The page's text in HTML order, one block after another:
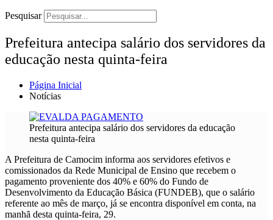
Pesquisar
Prefeitura antecipa salário dos servidores da
educação nesta quinta-feira
Página Inicial
Notícias
Prefeitura antecipa salário dos servidores da educação
nesta quinta-feira
A Prefeitura de Camocim informa aos servidores efetivos e
comissionados da Rede Municipal de Ensino que recebem o
pagamento proveniente dos 40% e 60% do Fundo de
Desenvolvimento da Educação Básica (FUNDEB), que o salário
referente ao mês de março, já se encontra disponível em conta, na
manhã desta quinta-feira, 29.